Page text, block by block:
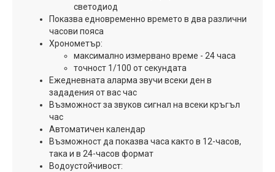
светодиод
Показва едновременно времето в два различни
часови пояса
Хронометър:
максимално измервано време - 24 часа
точност 1/100 от секундата
Ежедневната аларма звучи всеки ден в
зададения от вас час
Възможност за звуков сигнал на всеки кръгъл
час
Автоматичен календар
Възможност да показва часа както в 12-часов,
така и в 24-часов формат
Водоустойчивост: